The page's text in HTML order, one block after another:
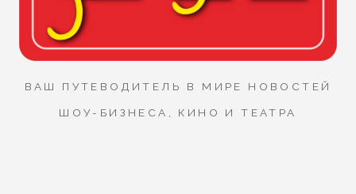
ВАШ ПУТЕВОДИТЕЛЬ В МИРЕ НОВОСТЕЙ
ШОУ-БИЗНЕСА, КИНО И ТЕАТРА